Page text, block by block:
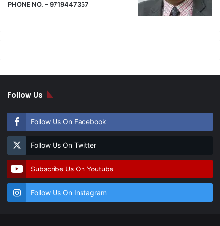
PHONE NO. – 9719447357
Follow Us
Follow Us On Facebook
Follow Us On Twitter
Subscribe Us On Youtube
Follow Us On Instagram